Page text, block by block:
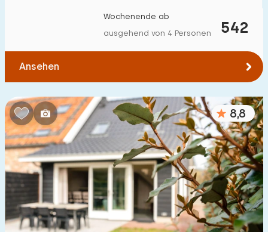
Eingeschränkte Mobilität 11
1
Hilfsmittel 4
542
Wochenende ab
ausgehend von 4 Personen
Ansehen
8,8